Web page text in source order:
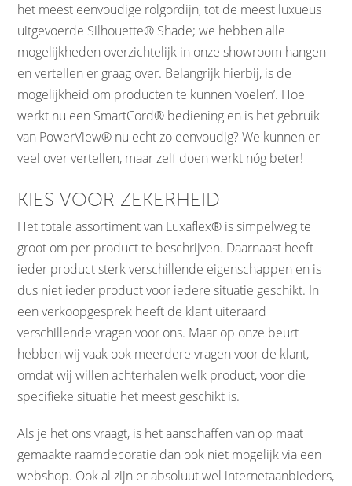
het meest eenvoudige rolgordijn, tot de meest luxueus
uitgevoerde Silhouette® Shade; we hebben alle
mogelijkheden overzichtelijk in onze showroom hangen
en vertellen er graag over. Belangrijk hierbij, is de
mogelijkheid om producten te kunnen ‘voelen’. Hoe
werkt nu een SmartCord® bediening en is het gebruik
van PowerView® nu echt zo eenvoudig? We kunnen er
veel over vertellen, maar zelf doen werkt nóg beter!
KIES VOOR ZEKERHEID
Het totale assortiment van Luxaflex® is simpelweg te
groot om per product te beschrijven. Daarnaast heeft
ieder product sterk verschillende eigenschappen en is
dus niet ieder product voor iedere situatie geschikt. In
een verkoopgesprek heeft de klant uiteraard
verschillende vragen voor ons. Maar op onze beurt
hebben wij vaak ook meerdere vragen voor de klant,
omdat wij willen achterhalen welk product, voor die
specifieke situatie het meest geschikt is.
Als je het ons vraagt, is het aanschaffen van op maat
gemaakte raamdecoratie dan ook niet mogelijk via een
webshop. Ook al zijn er absoluut wel internetaanbieders,